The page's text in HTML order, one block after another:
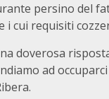
persino del
i cui requisiti
doverosa
ad